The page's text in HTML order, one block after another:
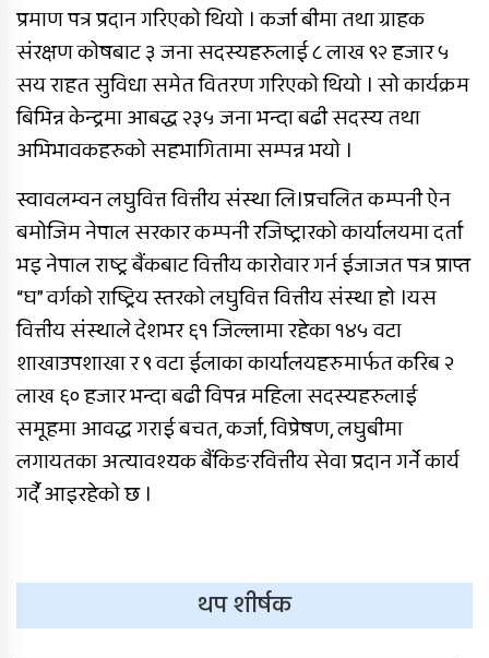
प्रमाण पत्र प्रदान गरिएको थियो । कर्जा बीमा तथा ग्राहक
संरक्षण कोषबाट ३ जना सदस्यहरुलाई ८ लाख ९२ हजार ५
सय राहत सुविधा समेत वितरण गरिएको थियो । सो कार्यक्रम
बिभिन्न केन्द्रमा आबद्ध २३५ जना भन्दा बढी सदस्य तथा
अभिभावकहरुको सहभागितामा सम्पन्न भयो ।
स्वावलम्वन लघुवित्त वित्तीय संस्था लि।प्रचलित कम्पनी ऐन
बमोजिम नेपाल सरकार कम्पनी रजिष्ट्रारको कार्यालयमा दर्ता
भइ नेपाल राष्ट्र बैंकबाट वित्तीय कारोवार गर्न ईजाजत पत्र प्राप्त
“घ” वर्गको राष्ट्रिय स्तरको लघुवित्त वित्तीय संस्था हो ।यस
वित्तीय संस्थाले देशभर ६१ जिल्लामा रहेका १४५ वटा
शाखाउपशाखा र ९ वटा ईलाका कार्यालयहरुमार्फत करिब २
लाख ६० हजार भन्दा बढी विपन्न महिला सदस्यहरुलाई
समूहमा आवद्ध गराई बचत, कर्जा, विप्रेषण, लघुबीमा
लगायतका अत्यावश्यक बैंकिङरवित्तीय सेवा प्रदान गर्ने कार्य
गर्दै आइरहेको छ ।
थप शीर्षक